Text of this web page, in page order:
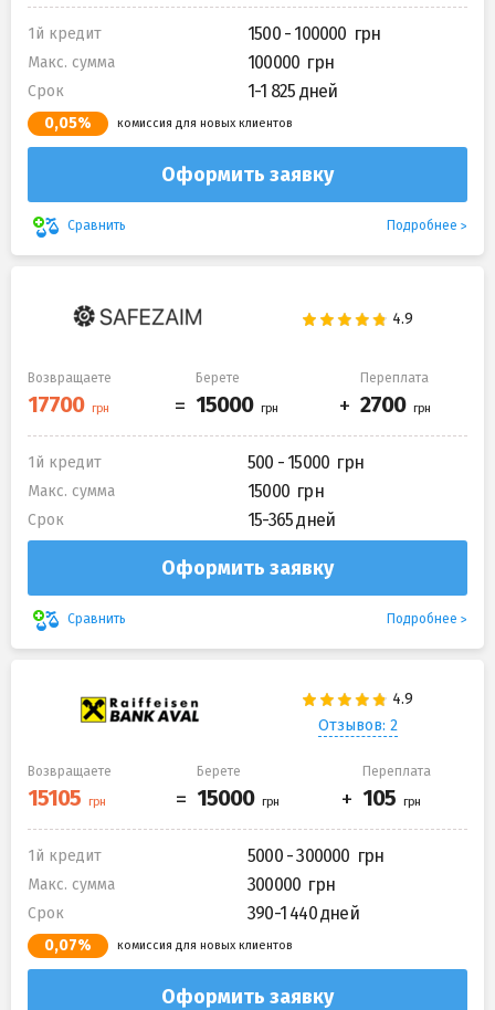
1й кредит 1500 - 100000
Макс. сумма 100000
Срок 1-1 825 дней
0,05% комиссия для новых клиентов
Оформить заявку
Сравнить Подробнее
Возвращаете Берете Переплата
1й кредит 500 - 15000
Макс. сумма 15000
Срок 15-365 дней
Оформить заявку
Сравнить Подробнее
Отзывов: 2
Возвращаете Берете Переплата
1й кредит 5000 - 300000
Макс. сумма 300000
Срок 390-1 440 дней
0,07% комиссия для новых клиентов
Оформить заявку